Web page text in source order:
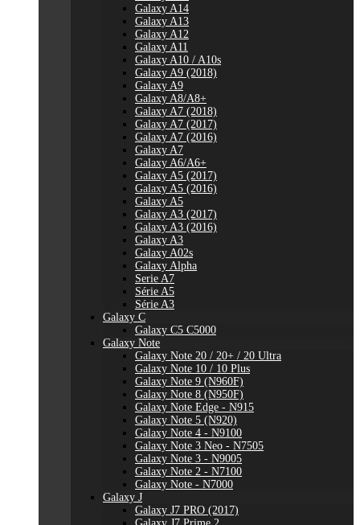
Galaxy A14
Galaxy A13
Galaxy A12
Galaxy A11
Galaxy A10 / A10s
Galaxy A9 (2018)
Galaxy A9
Galaxy A8/A8+
Galaxy A7 (2018)
Galaxy A7 (2017)
Galaxy A7 (2016)
Galaxy A7
Galaxy A6/A6+
Galaxy A5 (2017)
Galaxy A5 (2016)
Galaxy A5
Galaxy A3 (2017)
Galaxy A3 (2016)
Galaxy A3
Galaxy A02s
Galaxy Alpha
Serie A7
Série A5
Série A3
Galaxy C
Galaxy C5 C5000
Galaxy Note
Galaxy Note 20 / 20+ / 20 Ultra
Galaxy Note 10 / 10 Plus
Galaxy Note 9 (N960F)
Galaxy Note 8 (N950F)
Galaxy Note Edge - N915
Galaxy Note 5 (N920)
Galaxy Note 4 - N9100
Galaxy Note 3 Neo - N7505
Galaxy Note 3 - N9005
Galaxy Note 2 - N7100
Galaxy Note - N7000
Galaxy J
Galaxy J7 PRO (2017)